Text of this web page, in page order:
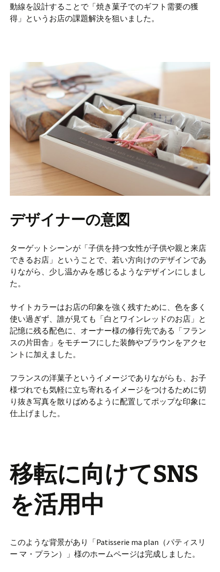
動線を設計することで「焼き菓子でのギフト需要の獲
得」というお店の課題解決を狙いました。
デザイナーの意図
ターゲットシーンが「子供を持つ女性が子供や親と来店
できるお店」ということで、若い方向けのデザインであ
りながら、少し温かみを感じるようなデザインにしまし
た。
サイトカラーはお店の印象を強く残すために、色を多く
使い過ぎず、誰が見ても「白とワインレッドのお店」と
記憶に残る配色に、オーナー様の修行先である「フラン
スの片田舎」をモチーフにした装飾やブラウンをアクセ
ントに加えました。
フランスの洋菓子というイメージでありながらも、お子
様づれでも気軽に立ち寄れるイメージをつけるために切
り抜き写真を散りばめるように配置してポップな印象に
仕上げました。
移転に向けてSNS
を活用中
このような背景があり「Patisserie ma plan（パティスリ
ー マ・プラン）」様のホームページは完成しました。